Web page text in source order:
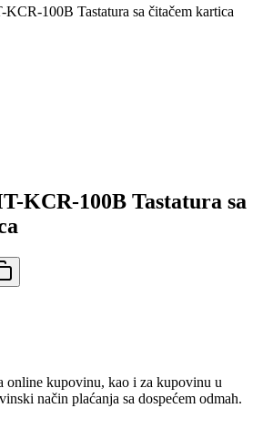
100B Tastatura sa čitačem kartica
KCR-100B Tastatura sa
online kupovinu, kao i za kupovinu u
način plaćanja sa dospećem odmah.